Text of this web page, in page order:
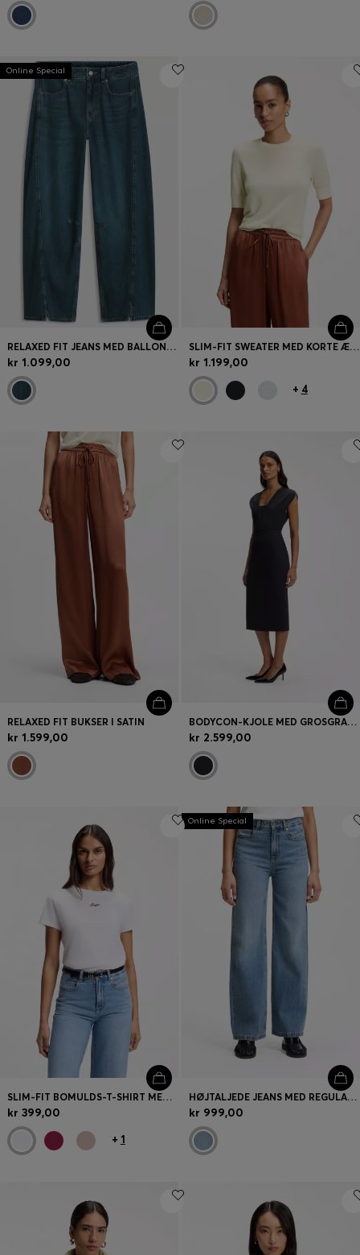
Online Special
RELAXED FIT JEANS MED BALLONBEN OG SLIDS FORAN
kr 1.099,00
SLIM-FIT SWEATER MED KORTE ÆRMER I SUPERFIN MERINOULD
kr 1.199,00
+ 4
RELAXED FIT BUKSER I SATIN
kr 1.599,00
BODYCON-KJOLE MED GROSGRAIN-DETALJER
kr 2.599,00
SLIM-FIT BOMULDS-T-SHIRT MED HÅNDSKREVET LOGOBRODERI
kr 399,00
+ 1
Online Special
HØJTALJEDE JEANS MED REGULAR FIT I DENIM MED KRYDSSTRUKTUR
kr 999,00